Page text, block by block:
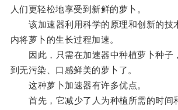
人们更轻松地享受到新鲜的萝卜。
该加速器利用科学的原理和创新的技
内将萝卜的生长过程加速。
因此，只需在加速器中种植萝卜种子
到无污染、口感鲜美的萝卜了。
这种萝卜加速器有许多优点。
首先，它减少了人为种植所需的时间